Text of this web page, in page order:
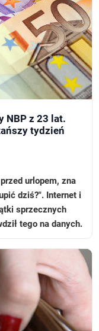
NBP z 23 lat.
tydzień
urlopem, zna
dziś?". Internet i
sprzecznych
tego na danych.